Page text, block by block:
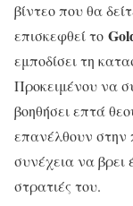
βίντεο που θα
επισκεφθεί το
εμποδίσει τη
Προκειμένου να
βοηθήσει επτά
επανέλθουν στην
συνέχεια να βρει
στρατιές του.